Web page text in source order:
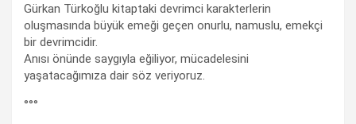
Gürkan Türkoğlu kitaptaki devrimci karakterlerin
oluşmasında büyük emeği geçen onurlu, namuslu, emekçi
bir devrimcidir.
Anısı önünde saygıyla eğiliyor, mücadelesini
yaşatacağımıza dair söz veriyoruz.
°°°